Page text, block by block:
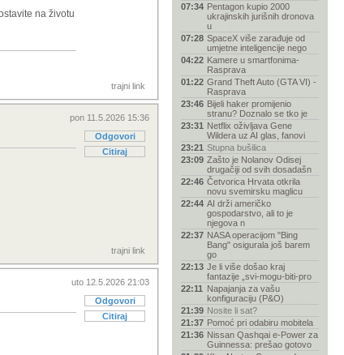
na životu
trajni link
pon 11.5.2026 15:36
Odgovori
Citiraj
trajni link
uto 12.5.2026 21:03
Odgovori
Citiraj
07:34 Pentagon kupio 2000
ukrajinskih jurišnih dronova
u
07:28 SpaceX više zarađuje od
umjetne inteligencije nego
04:22 Kamere u smartfonima-
Rasprava
01:22 Grand Theft Auto (GTA VI) -
Rasprava
23:46 Bijeli haker promijenio
stranu? Doznalo se tko je
23:31 Netflix oživljava Gene
Wildera uz AI glas, fanovi
23:21 Stupna bušilica
23:09 Zašto je Nolanov Odisej
drugačiji od svih dosadašn
22:46 Četvorica Hrvata otkrila
novu svemirsku maglicu
22:44 AI drži američko
gospodarstvo, ali to je
njegova n
22:37 NASA operacijom "Bing
Bang" osigurala još barem
go
22:13 Je li više došao kraj
fantazije „svi-mogu-biti-pro
22:11 Napajanja za vašu
konfiguraciju (P&O)
21:39 Nosite li sat?
21:37 Pomoć pri odabiru mobitela
21:36 Nissan Qashqai e-Power za
Guinnessa: prešao gotovo